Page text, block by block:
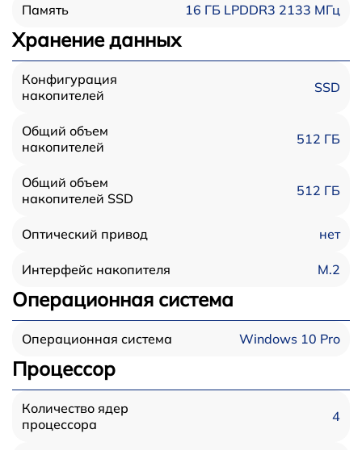
Память 16 ГБ LPDDR3 2133 МГц
Хранение данных
Конфигурация
накопителей
SSD
Общий объем
накопителей
512 ГБ
Общий объем
накопителей SSD
512 ГБ
Оптический привод нет
Интерфейс накопителя M.2
Операционная система
Операционная система Windows 10 Pro
Процессор
Количество ядер
процессора
4